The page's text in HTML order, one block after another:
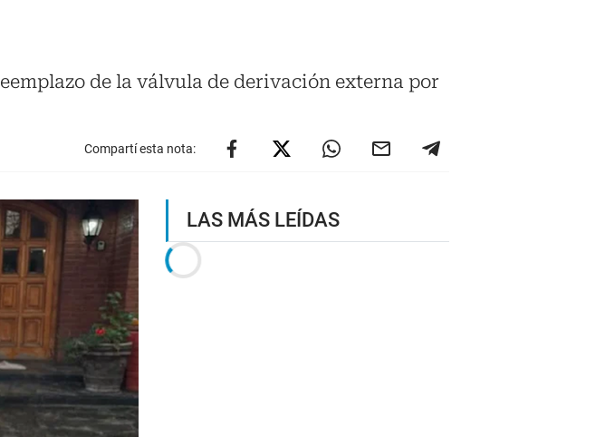
de la válvula de derivación externa por
Compartí esta nota:
LAS MÁS LEÍDAS